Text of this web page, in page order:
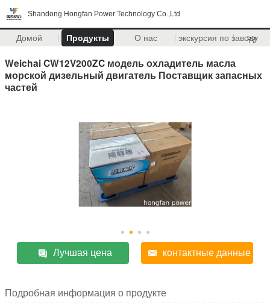
Shandong Hongfan Power Technology Co.,Ltd
Домой Продукты О нас экскурсия по заводу
>>
Weichai CW12V200ZC модель охладитель масла
морской дизельный двигатель Поставщик запасных
частей
Лучшая цена контактные данные
Подробная информация о продукте